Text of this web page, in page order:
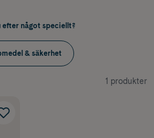
efter något speciellt?
& säkerhet
1 produkter